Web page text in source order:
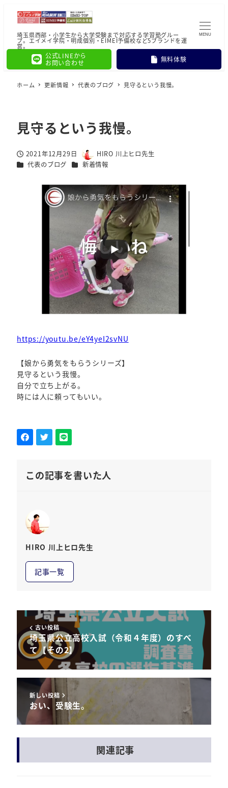
埼玉県西部・小学生から大学受験まで対応する学習塾グルー
プ。エイメイ学院・明成個別・EIMEI予備校など5ブランドを運
営。
公式LINEから
お問い合わせ
無料体験
MENU
ホーム 更新情報 代表のブログ 見守るという我慢。
見守るという我慢。
投稿日2021年12月29日
著
者
HIRO 川上ヒロ先生
カテゴリー
代表のブログ カテゴリー
新着情報
https://youtu.be/eY4yeI2svNU
【娘から勇気をもらうシリーズ】
見守るという我慢。
自分で立ち上がる。
時には人に頼ってもいい。
この記事を書いた人
HIRO 川上ヒロ先生
記事一覧
古い投稿
埼玉県公立高校入試（令和４年度）のすべ
て【その2】
新しい投稿
おい、受験生。
関連記事